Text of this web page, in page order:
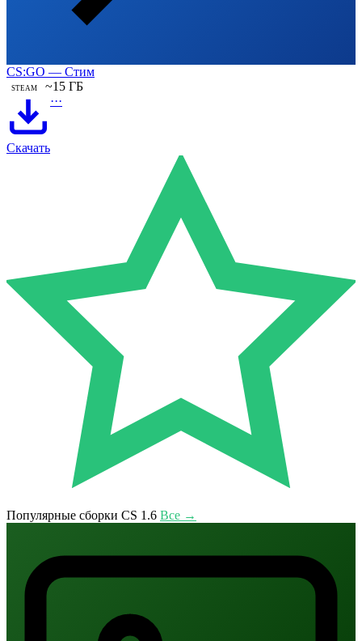
CS:GO — Стим
STEAM ~15 ГБ
Скачать
···
Популярные сборки CS 1.6 Все →